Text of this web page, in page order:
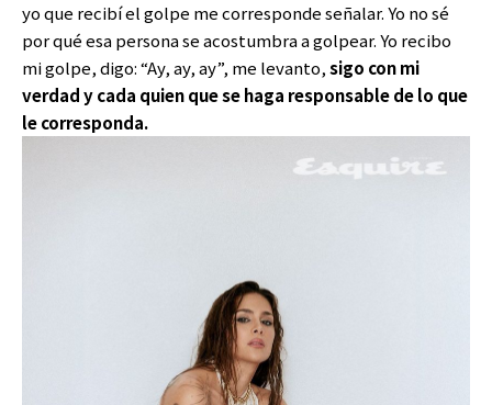
yo que recibí el golpe me corresponde señalar. Yo no sé
por qué esa persona se acostumbra a golpear. Yo recibo
mi golpe, digo: “Ay, ay, ay”, me levanto,sigo con mi
verdad y cada quien que se haga responsable de lo que
le corresponda.